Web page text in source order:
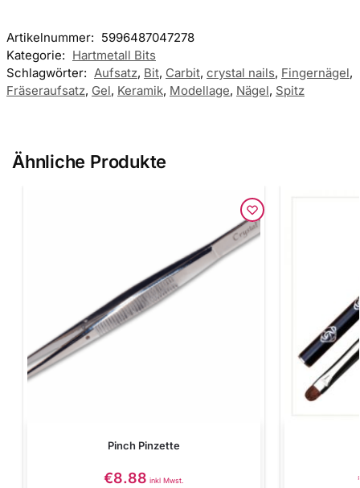
Artikelnummer: 5996487047278
Kategorie: Hartmetall Bits
Schlagwörter: Aufsatz, Bit, Carbit, crystal nails, Fingernägel,
Fräseraufsatz, Gel, Keramik, Modellage, Nägel, Spitz
Ähnliche Produkte
Pinch Pinzette
€8.88 inkl Mwst.